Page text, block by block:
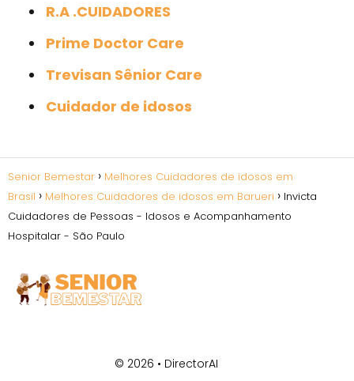
R.A .CUIDADORES
Prime Doctor Care
Trevisan Sênior Care
Cuidador de idosos
Senior Bemestar
Melhores Cuidadores de idosos em
Brasil
Melhores Cuidadores de idosos em Barueri
Invicta
Cuidadores de Pessoas - Idosos e Acompanhamento
Hospitalar - São Paulo
© 2026 • DirectorAI